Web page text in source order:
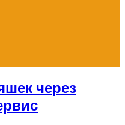
через